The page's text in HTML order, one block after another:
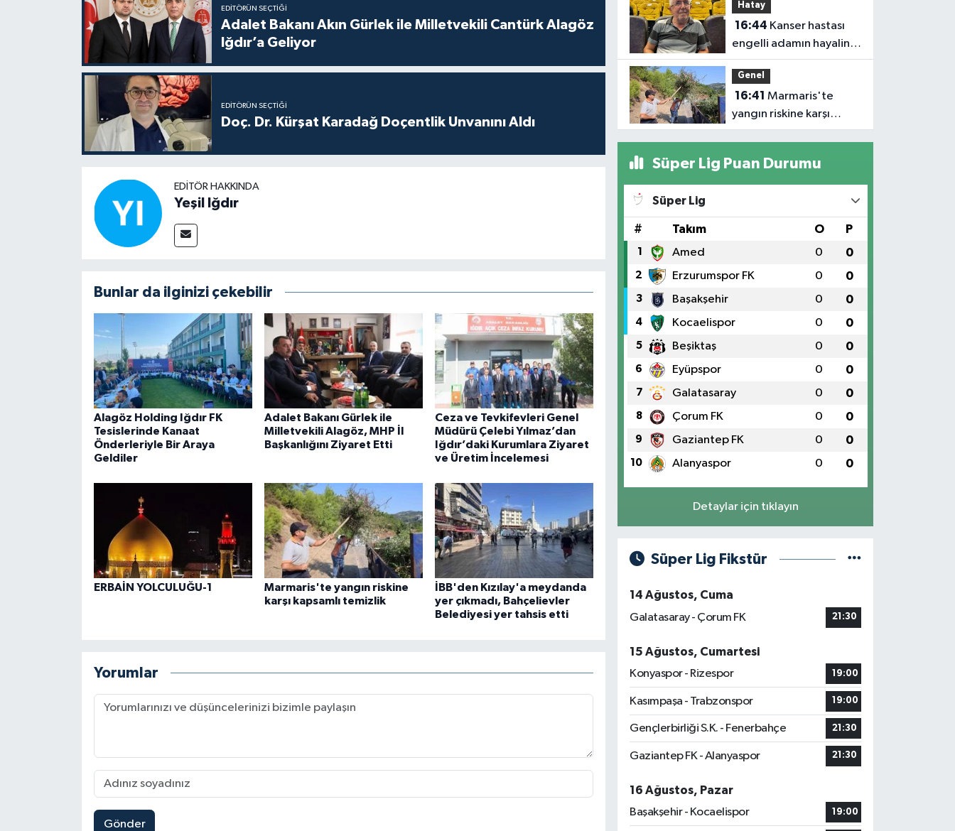
EDITÖRÜN SEÇTIĞI
Adalet Bakanı Akın Gürlek ile Milletvekili Cantürk Alagöz
Iğdır’a Geliyor
EDITÖRÜN SEÇTIĞI
Doç. Dr. Kürşat Karadağ Doçentlik Unvanını Aldı
EDITÖR HAKKINDA
Yeşil Iğdır
Bunlar da ilginizi çekebilir
Alagöz Holding Iğdır FK
Tesislerinde Kanaat
Önderleriyle Bir Araya
Geldiler
Adalet Bakanı Gürlek ile
Milletvekili Alagöz, MHP İl
Başkanlığını Ziyaret Etti
Ceza ve Tevkifevleri Genel
Müdürü Çelebi Yılmaz’dan
Iğdır’daki Kurumlara Ziyaret
ve Üretim İncelemesi
ERBAİN YOLCULUĞU-1
Marmaris'te yangın riskine
karşı kapsamlı temizlik
İBB'den Kızılay'a meydanda
yer çıkmadı, Bahçelievler
Belediyesi yer tahsis etti
Yorumlar
Gönder
Hatay
16:44
engelli adamın hayalini
bile kuramadığı evine
kavuşunca döktüğü
gözyaşı duygulandırdı
Genel
16:41
yangın riskine karşı
kapsamlı temizlik
Süper Lig Puan Durumu
Süper Lig
# Takım O P
1 Amed 0 0
2 Erzurumspor FK 0 0
3 Başakşehir 0 0
4 Kocaelispor 0 0
5 Beşiktaş 0 0
6 Eyüpspor 0 0
7 Galatasaray 0 0
8 Çorum FK 0 0
9 Gaziantep FK 0 0
10 Alanyaspor 0 0
Detaylar için tıklayın
Süper Lig Fikstür
14 Ağustos, Cuma
Galatasaray - Çorum FK
21:30
15 Ağustos, Cumartesi
Konyaspor - Rizespor
19:00
Kasımpaşa - Trabzonspor 19:00
Gençlerbirliği S.K. - Fenerbahçe 21:30
Gaziantep FK - Alanyaspor 21:30
16 Ağustos, Pazar
Başakşehir - Kocaelispor
19:00